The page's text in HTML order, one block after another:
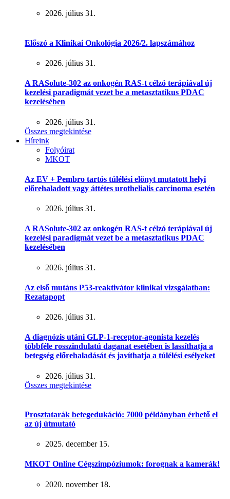
2026. július 31.
Előszó a Klinikai Onkológia 2026/2. lapszámához
2026. július 31.
A RASolute-302 az onkogén RAS-t célzó terápiával új
kezelési paradigmát vezet be a metasztatikus PDAC
kezelésében
2026. július 31.
Összes megtekintése
Híreink
Folyóirat
MKOT
Az EV + Pembro tartós túlélési előnyt mutatott helyi
előrehaladott vagy áttétes urothelialis carcinoma esetén
2026. július 31.
A RASolute-302 az onkogén RAS-t célzó terápiával új
kezelési paradigmát vezet be a metasztatikus PDAC
kezelésében
2026. július 31.
Az első mutáns P53-reaktivátor klinikai vizsgálatban:
Rezatapopt
2026. július 31.
A diagnózis utáni GLP-1-receptor-agonista kezelés
többféle rosszindulatú daganat esetében is lassíthatja a
betegség előrehaladását és javíthatja a túlélési esélyeket
2026. július 31.
Összes megtekintése
Prosztatarák betegedukáció: 7000 példányban érhető el
az új útmutató
2025. december 15.
MKOT Online Cégszimpóziumok: forognak a kamerák!
2020. november 18.